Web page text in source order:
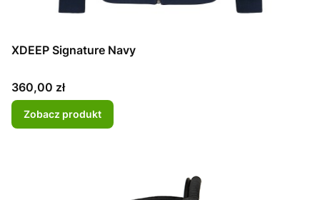
XDEEP Signature Navy
Cena
360,00 zł
Zobacz produkt